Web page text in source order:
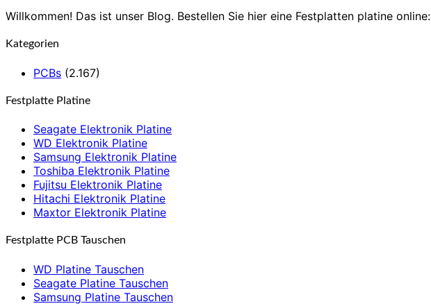
Willkommen! Das ist unser Blog. Bestellen Sie hier eine Festplatten platine online:
Kategorien
PCBs (2.167)
Festplatte Platine
Seagate Elektronik Platine
WD Elektronik Platine
Samsung Elektronik Platine
Toshiba Elektronik Platine
Fujitsu Elektronik Platine
Hitachi Elektronik Platine
Maxtor Elektronik Platine
Festplatte PCB Tauschen
WD Platine Tauschen
Seagate Platine Tauschen
Samsung Platine Tauschen